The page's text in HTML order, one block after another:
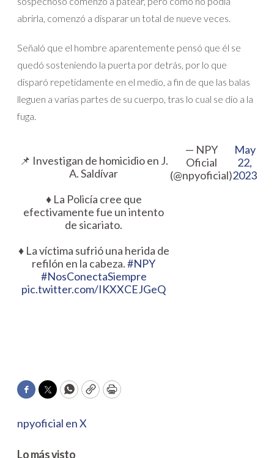
abrirla, comenzó a disparar un total de nueve veces.
Señaló que el hombre aparentemente pensó que él se
quedó sosteniendo la puerta por detrás, por lo que
disparó repetidamente en el medio, a fin de que las balas
lleguen a varias partes de su cuerpo, tras lo cual se dio a la
fuga.
📌 Investigan de homicidio en J.
A. Saldívar
♦️ La Policía cree que
efectivamente fue un intento
de sicariato.
♦️ La víctima sufrió una herida de
refilón en la cabeza.#NPY
#NosConectaSiempre
pic.twitter.com/IKXXCEJGeQ
— NPY
Oficial
(@npyoficial)
May
22,
2023
Facebook
TwitterWhatsApp
CopyPrint
npyoficial en X
Lo más visto